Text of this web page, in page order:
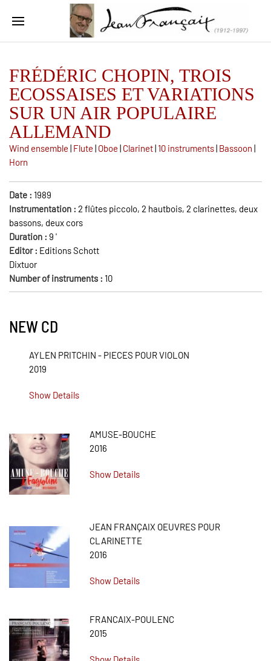
FRÉDÉRIC CHOPIN, TROIS
ECOSSAISES ET VARIATIONS
SUR UN AIR POPULAIRE
ALLEMAND
Wind ensemble | Flute | Oboe | Clarinet| 10 instruments| Bassoon |
Horn
Date : 1989
Instrumentation : 2 flûtes piccolo, 2 hautbois, 2 clarinettes, deux
bassons, deux cors
Duration : 9 '
Editor : Editions Schott
Dixtuor
Number of instruments : 10
NEW CD
AYLEN PRITCHIN - PIECES POUR VIOLON
2019
Show Details
AMUSE-BOUCHE
2016
Show Details
JEAN FRANÇAIX OEUVRES POUR
CLARINETTE
2016
Show Details
FRANCAIX-POULENC
2015